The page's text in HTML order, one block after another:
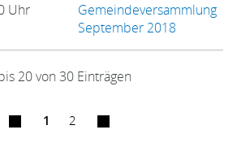
Uhr
Gemeindeversammlung
September 2018
20 von 30 Einträgen
1 2